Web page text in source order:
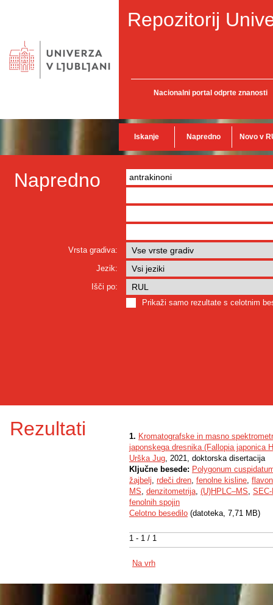
Repozitorij
Nacionalni portal odprte znanosti
Iskanje Napredno Novo v
Napredno
Vrsta gradiva:
Jezik:
Išči po:
Prikaži samo rezultate s celotnim
Rezultati
1 - 1 / 1
1. Kromatografske in masno
japonskega dresnika (Fallopia japonica
Urška Jug, 2021, doktorska disertacija
Ključne besede: Polygonum
žajbelj, rdeči dren, fenolne kisline,
MS, denzitometrija, (U)HPLC–MS,
fenolnih spojin
Celotno besedilo (datoteka, 7,71 MB)
Na vrh